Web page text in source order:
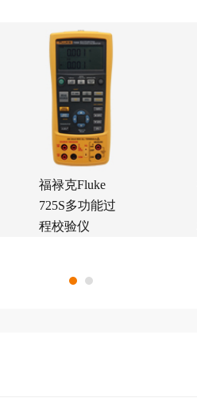
福禄克Fluke
725S多功能过
程校验仪